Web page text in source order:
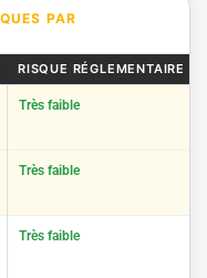
PAR
RISQUE RÉGLEMENTAIRE
Très faible
Très faible
Très faible